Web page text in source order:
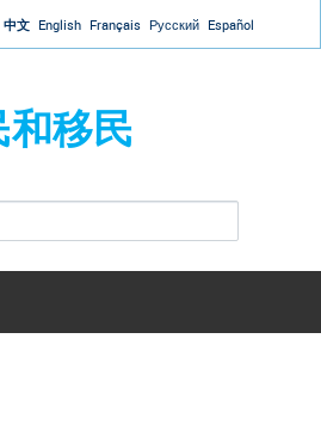
to navigation
中文 English Français Русский Español
和移民